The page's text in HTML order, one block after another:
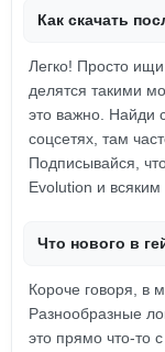
Как скачать
Легко! Просто
делятся такими
это важно. Найди
соцсетях, там
Подписывайся,
Evolution и
Что нового в
Короче говоря, в
Разнообразные
это прямо что-то